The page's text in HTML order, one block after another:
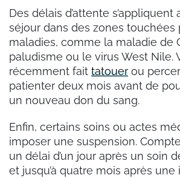
Des délais d’attente s’appliquent
séjour dans des zones touchées
maladies, comme la maladie de
paludisme ou le virus West Nile.
récemment fait tatouer ou
patienter deux mois avant de
un nouveau don du sang.
Enfin, certains soins ou actes
imposer une suspension.
un délai d’un jour après un soin
et jusqu’à quatre mois après